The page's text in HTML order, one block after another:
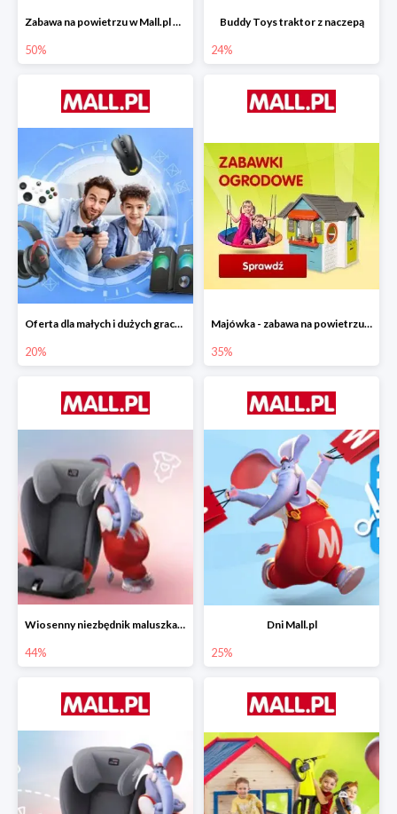
Zabawa na powietrzu w Mall.pl do -50%
50%
Buddy Toys traktor z naczepą
24%
Oferta dla małych i dużych graczy w Mall.pl do -20%
20%
Majówka - zabawa na powietrzu do -35%
35%
Wiosenny niezbędnik maluszka do -44% taniej
44%
Dni Mall.pl
25%